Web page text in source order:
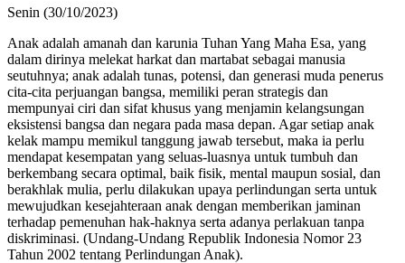
Senin (30/10/2023)
Anak adalah amanah dan karunia Tuhan Yang Maha Esa, yang
dalam dirinya melekat harkat dan martabat sebagai manusia
seutuhnya; anak adalah tunas, potensi, dan generasi muda penerus
cita-cita perjuangan bangsa, memiliki peran strategis dan
mempunyai ciri dan sifat khusus yang menjamin kelangsungan
eksistensi bangsa dan negara pada masa depan. Agar setiap anak
kelak mampu memikul tanggung jawab tersebut, maka ia perlu
mendapat kesempatan yang seluas-luasnya untuk tumbuh dan
berkembang secara optimal, baik fisik, mental maupun sosial, dan
berakhlak mulia, perlu dilakukan upaya perlindungan serta untuk
mewujudkan kesejahteraan anak dengan memberikan jaminan
terhadap pemenuhan hak-haknya serta adanya perlakuan tanpa
diskriminasi. (Undang-Undang Republik Indonesia Nomor 23
Tahun 2002 tentang Perlindungan Anak).